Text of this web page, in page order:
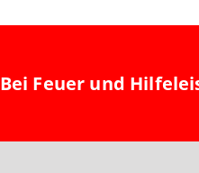
Bei Feuer und